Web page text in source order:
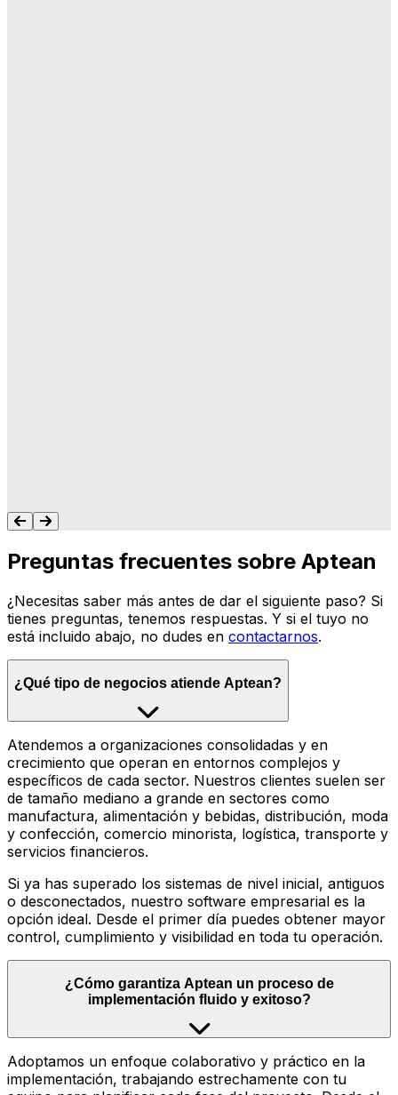
Preguntas frecuentes sobre Aptean
¿Necesitas saber más antes de dar el siguiente paso? Si
tienes preguntas, tenemos respuestas. Y si el tuyo no
está incluido abajo, no dudes en contactarnos.
¿Qué tipo de negocios atiende Aptean?
Atendemos a organizaciones consolidadas y en
crecimiento que operan en entornos complejos y
específicos de cada sector. Nuestros clientes suelen ser
de tamaño mediano a grande en sectores como
manufactura, alimentación y bebidas, distribución, moda
y confección, comercio minorista, logística, transporte y
servicios financieros.
Si ya has superado los sistemas de nivel inicial, antiguos
o desconectados, nuestro software empresarial es la
opción ideal. Desde el primer día puedes obtener mayor
control, cumplimiento y visibilidad en toda tu operación.
¿Cómo garantiza Aptean un proceso de
implementación fluido y exitoso?
Adoptamos un enfoque colaborativo y práctico en la
implementación, trabajando estrechamente con tu